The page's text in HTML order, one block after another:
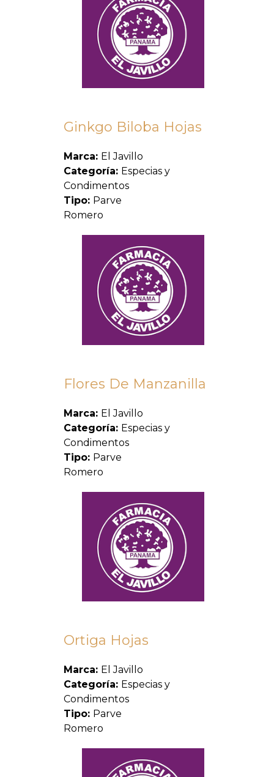
Ginkgo Biloba Hojas
Marca: El Javillo
Categoría: Especias y
Condimentos
Tipo: Parve
Romero
Flores De Manzanilla
Marca: El Javillo
Categoría: Especias y
Condimentos
Tipo: Parve
Romero
Ortiga Hojas
Marca: El Javillo
Categoría: Especias y
Condimentos
Tipo: Parve
Romero